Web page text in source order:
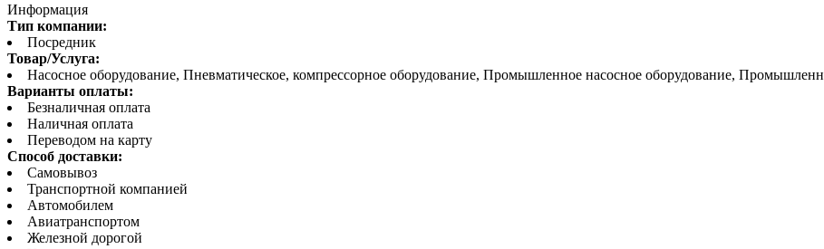
Информация
Тип компании:
Посредник
Товар/Услуга:
Насосное оборудование, Пневматическое, компрессорное оборудование, Промышленное насосное оборудование,
Варианты оплаты:
Безналичная оплата
Наличная оплата
Переводом на карту
Способ доставки:
Самовывоз
Транспортной компанией
Автомобилем
Авиатранспортом
Железной дорогой